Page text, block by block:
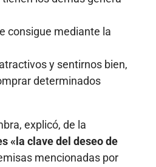
consigue mediante la
y sentirnos bien,
determinados
explicó, de la
«la clave del deseo de
mencionadas por